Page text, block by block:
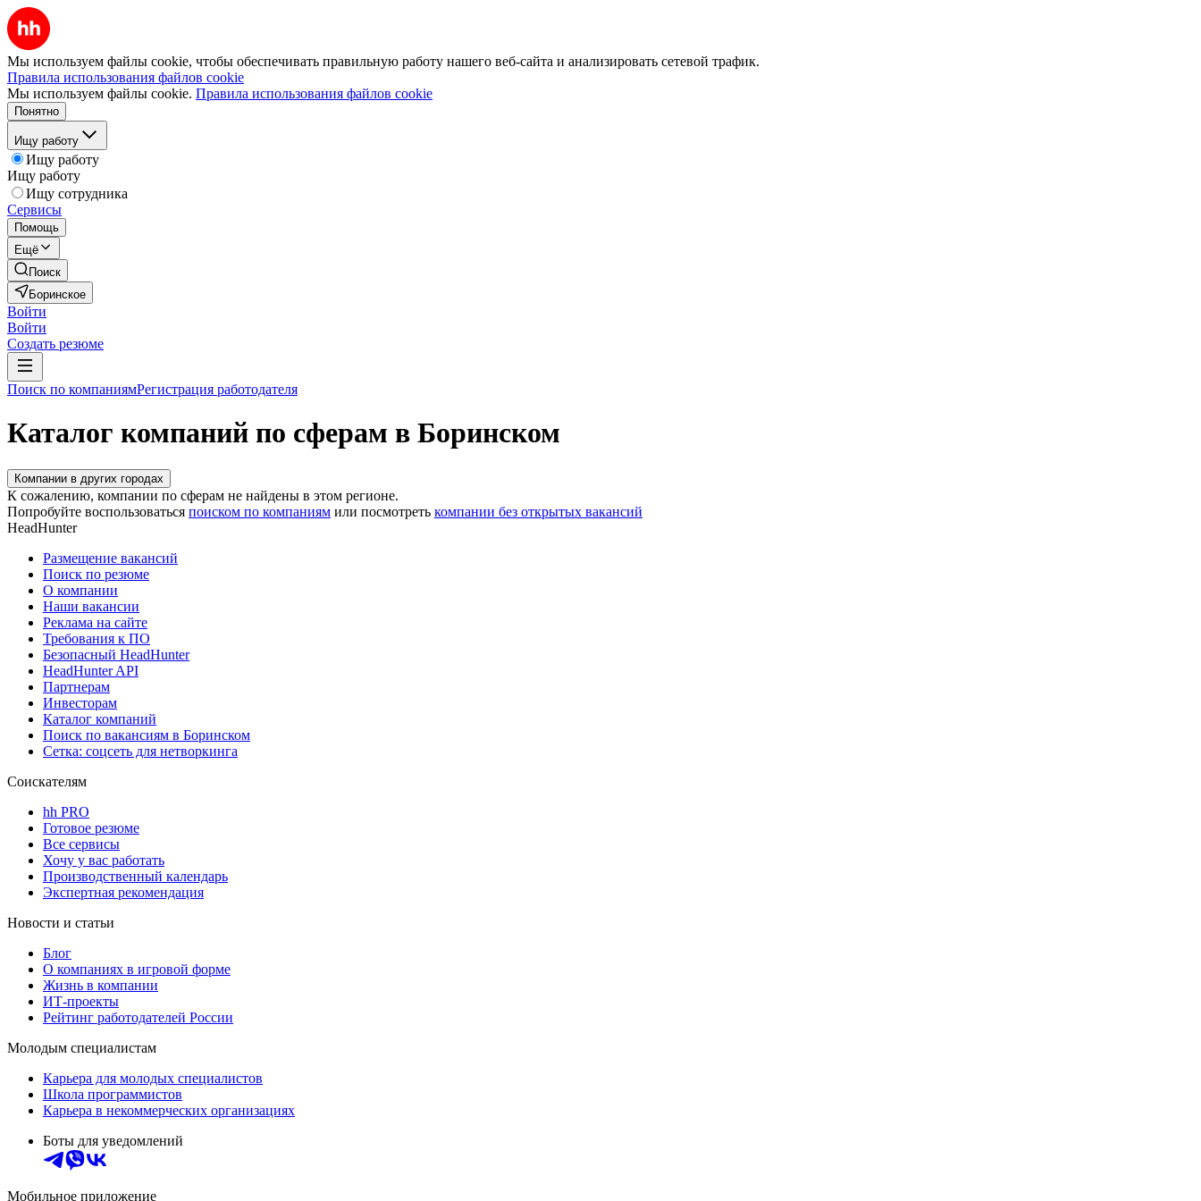
Мы используем файлы cookie, чтобы обеспечивать правильную работу нашего веб-сайта и анализировать сетевой трафик.
Правила использования файлов cookie
Мы используем файлы cookie. Правила использования файлов cookie
Понятно
Ищу работу
Ищу работу
Ищу работу
Ищу сотрудника
Сервисы
Помощь
Ещё
Поиск
Боринское
Войти
Войти
Создать резюме
Поиск по компаниямРегистрация работодателя
Каталог компаний по сферам в Боринском
Компании в других городах
К сожалению, компании по сферам не найдены в этом регионе.
Попробуйте воспользоваться поиском по компаниям или посмотреть компании без открытых вакансий
HeadHunter
Размещение вакансий
Поиск по резюме
О компании
Наши вакансии
Реклама на сайте
Требования к ПО
Безопасный HeadHunter
HeadHunter API
Партнерам
Инвесторам
Каталог компаний
Поиск по вакансиям в Боринском
Сетка: соцсеть для нетворкинга
Соискателям
hh PRO
Готовое резюме
Все сервисы
Хочу у вас работать
Производственный календарь
Экспертная рекомендация
Новости и статьи
Блог
О компаниях в игровой форме
Жизнь в компании
ИТ-проекты
Рейтинг работодателей России
Молодым специалистам
Карьера для молодых специалистов
Школа программистов
Карьера в некоммерческих организациях
Боты для уведомлений
Мобильное приложение